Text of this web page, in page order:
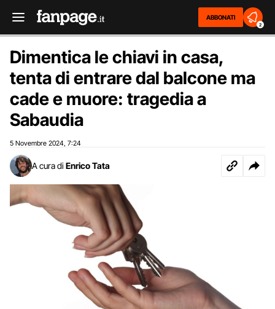
ABBONATI
2
Dimentica le chiavi in casa,
tenta di entrare dal balcone ma
cade e muore: tragedia a
Sabaudia
5 Novembre 2024 7:24
A cura di Enrico Tata